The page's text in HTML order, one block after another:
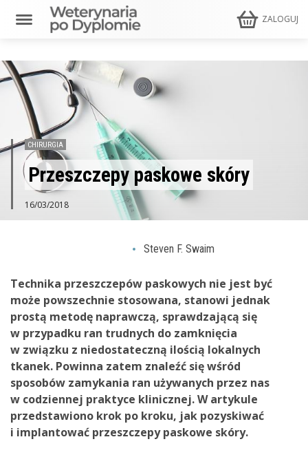
ZALOGUJ
CHIRURGIA
Przeszczepy paskowe skóry
16/03/2018
Steven F. Swaim
Technika przeszczepów paskowych nie jest być
może powszechnie stosowana, stanowi jednak
prostą metodę naprawczą, sprawdzającą się
w przypadku ran trudnych do zamknięcia
w związku z niedostateczną ilością lokalnych
tkanek. Powinna zatem znaleźć się wśród
sposobów zamykania ran używanych przez nas
w codziennej praktyce klinicznej. W artykule
przedstawiono krok po kroku, jak pozyskiwać
i implantować przeszczepy paskowe skóry.